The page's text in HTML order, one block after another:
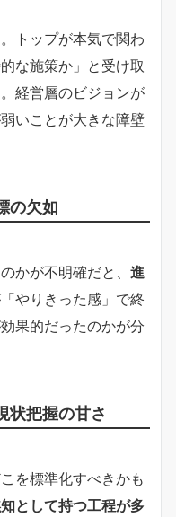
トップが本気で関わ
な施策か」と受け取
経営層のビジョンが
いことが大きな障壁
の欠如
かが不明確だと、 進
やりきった感」で終
果的だったのかが分
状把握の甘さ
を標準化すべきかも
として持つ工程が多